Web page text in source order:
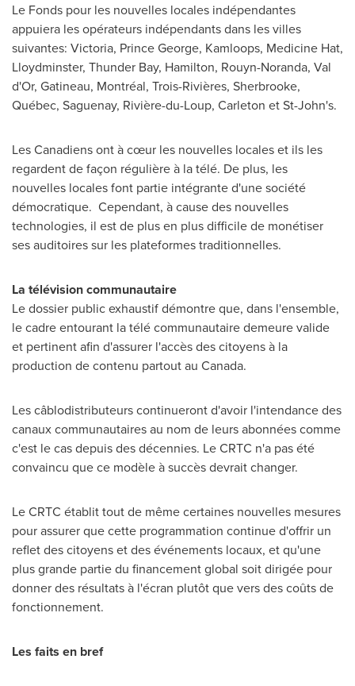
Le Fonds pour les nouvelles locales indépendantes
appuiera les opérateurs indépendants dans les villes
suivantes: Victoria, Prince George, Kamloops, Medicine Hat,
Lloydminster, Thunder Bay, Hamilton, Rouyn-Noranda, Val
d'Or, Gatineau, Montréal, Trois-Rivières, Sherbrooke,
Québec, Saguenay, Rivière-du-Loup, Carleton etSt-John's.
Les Canadiens ont à cœur les nouvelles locales et ils les
regardent de façon régulière à la télé. De plus, les
nouvelles locales font partie intégrante d'une société
démocratique. Cependant, à cause des nouvelles
technologies, il est de plus en plus difficile de monétiser
ses auditoires sur les plateformes traditionnelles.
La télévision communautaire
Le dossier public exhaustif démontre que, dans l'ensemble,
le cadre entourant la télé communautaire demeure valide
et pertinent afin d'assurer l'accès des citoyens à la
production de contenu partout au Canada.
Les câblodistributeurs continueront d'avoir l'intendance des
canaux communautaires au nom de leurs abonnées comme
c'est le cas depuis des décennies. Le CRTC n'a pas été
convaincu que ce modèle à succès devrait changer.
Le CRTC établit tout de même certaines nouvelles mesures
pour assurer que cette programmation continue d'offrir un
reflet des citoyens et des événements locaux, et qu'une
plus grande partie du financement global soit dirigée pour
donner des résultats à l'écran plutôt que vers des coûts de
fonctionnement.
Les faits en bref